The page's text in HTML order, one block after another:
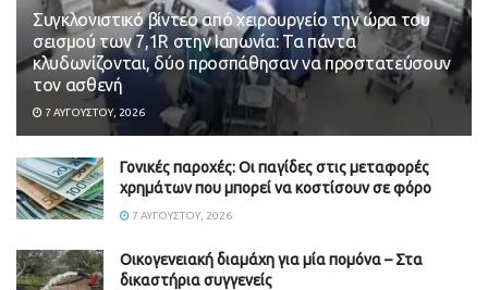
Συγκλονιστικό βίντεο από χειρουργείο την ώρα του
σεισμού των 7,1R στην Ιαπωνία: Τα πάντα
κλυδωνίζονται, δύο προσπάθησαν να προστατεύσουν
τον ασθενή
7 ΑΥΓΟΎΣΤΟΥ, 2026
Γονικές παροχές: Οι παγίδες στις μεταφορές
χρημάτων που μπορεί να κοστίσουν σε φόρο
7 ΑΥΓΟΎΣΤΟΥ, 2026
Οικογενειακή διαμάχη για μία πομόνα – Στα
δικαστήρια συγγενείς